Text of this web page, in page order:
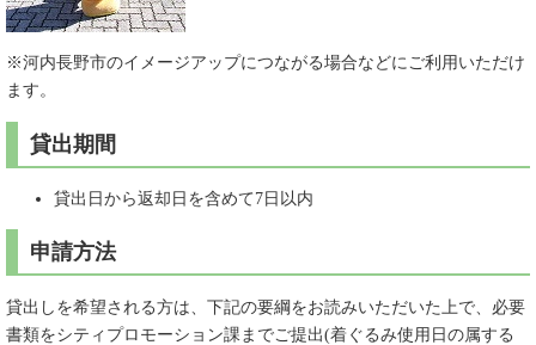
※河内長野市のイメージアップにつながる場合などにご利用いただけ
ます。
貸出期間
貸出日から返却日を含めて7日以内
申請方法
貸出しを希望される方は、下記の要綱をお読みいただいた上で、必要
書類をシティプロモーション課までご提出(着ぐるみ使用日の属する